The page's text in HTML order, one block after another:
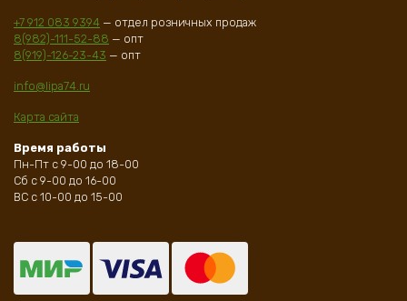
+7 912 083 9394 — отдел розничных продаж
8(982)-111-52-88 — опт
8(919)-126-23-43 — опт
info@lipa74.ru
Карта сайта
Время работы
Пн-Пт с 9-00 до 18-00
Сб с 9-00 до 16-00
ВС с 10-00 до 15-00